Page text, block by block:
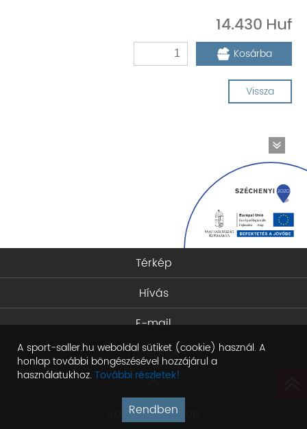
14.430
Kosárba
Vissza
A sport-saller.hu weboldal sütiket (cookie) használ. A
honlap további böngészésével hozzájárul a
használatukhoz. További részletek!
Rendben
Térkép
Hívás
E-mail
Facebook
Sport Saller Shop